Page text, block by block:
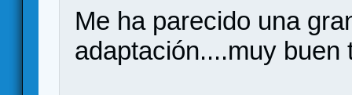
Me ha parecido una
adaptación....muy buen